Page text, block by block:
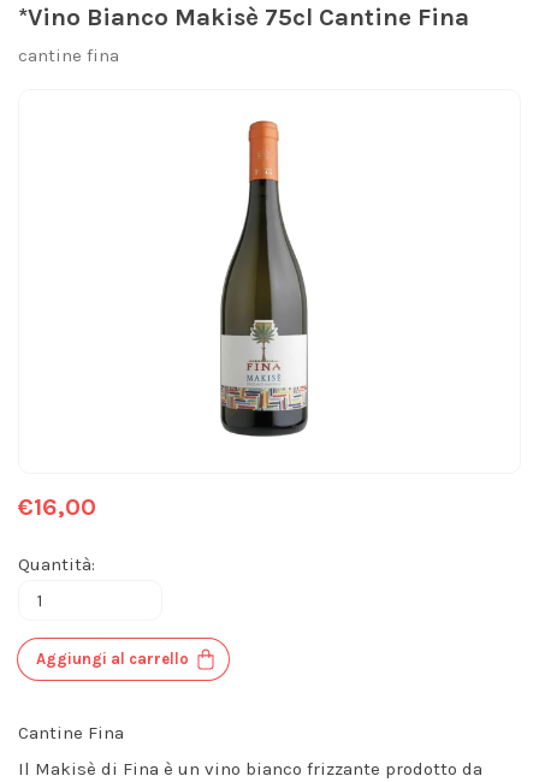
*Vino Bianco Makisè 75cl Cantine Fina
cantine fina
€16,00
Quantità:
Aggiungi al carrello
Cantine Fina
Il Makisè di Fina è un vino bianco frizzante prodotto da